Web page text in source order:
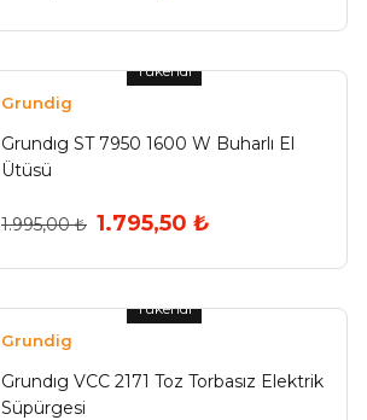
Tükendi
Grundig
Grundıg ST 7950 1600 W Buharlı El
Ütüsü
1.995,00 ₺ 1.795,50 ₺
Tükendi
Grundig
Grundıg VCC 2171 Toz Torbasız Elektrik
Süpürgesi